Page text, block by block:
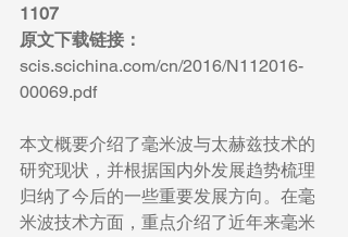
1107
原文下载链接：
scis.scichina.com/cn/2016/N112016-
00069.pdf
本文概要介绍了毫米波与太赫兹技术的
研究现状，并根据国内外发展趋势梳理
归纳了今后的一些重要发展方向。在毫
米波技术方面，重点介绍了近年来毫米